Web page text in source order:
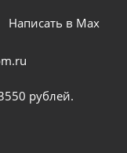
Написать в Мах
рублей.